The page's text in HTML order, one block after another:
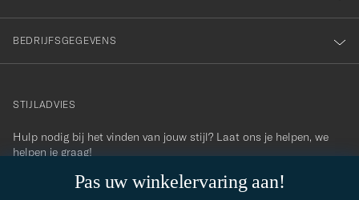
Pas uw winkelervaring aan!
BEDRIJFSGEGEVENS
contact@careofcarl.com
STIJLADVIES
Hulp nodig bij het vinden van jouw stijl? Laat ons je helpen, we
helpen je graag!
STIJLADVIES